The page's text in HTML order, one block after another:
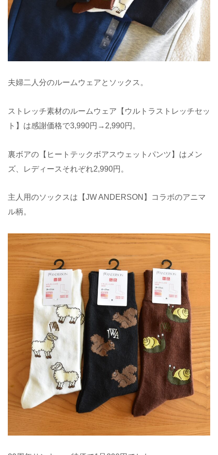
夫婦二人分のルームウェアとソックス。
ストレッチ素材のルームウェア【ウルトラストレッチセッ
ト】は感謝価格で3,990円→2,990円。
裏ボアの【ヒートテックボアスウェットパンツ】はメン
ズ、レディースそれぞれ2,990円。
主人用のソックスは【JW ANDERSON】コラボのアニマ
ル柄。